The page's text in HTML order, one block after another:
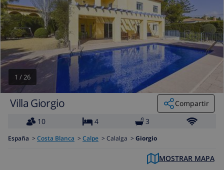
1 /26
Villa Giorgio
Compartir
10
4 3
España > Costa Blanca > Calpe > Calalga > Giorgio
MOSTRAR MAPA